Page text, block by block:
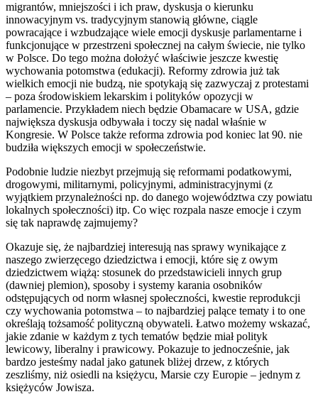
migrantów, mniejszości i ich praw, dyskusja o kierunku
innowacyjnym vs. tradycyjnym stanowią główne, ciągle
powracające i wzbudzające wiele emocji dyskusje parlamentarne i
funkcjonujące w przestrzeni społecznej na całym świecie, nie tylko
w Polsce. Do tego można dołożyć właściwie jeszcze kwestię
wychowania potomstwa (edukacji). Reformy zdrowia już tak
wielkich emocji nie budzą, nie spotykają się zazwyczaj z protestami
– poza środowiskiem lekarskim i polityków opozycji w
parlamencie. Przykładem niech będzie Obamacare w USA, gdzie
największa dyskusja odbywała i toczy się nadal właśnie w
Kongresie. W Polsce także reforma zdrowia pod koniec lat 90. nie
budziła większych emocji w społeczeństwie.
Podobnie ludzie niezbyt przejmują się reformami podatkowymi,
drogowymi, militarnymi, policyjnymi, administracyjnymi (z
wyjątkiem przynależności np. do danego województwa czy powiatu
lokalnych społeczności) itp. Co więc rozpala nasze emocje i czym
się tak naprawdę zajmujemy?
Okazuje się, że najbardziej interesują nas sprawy wynikające z
naszego zwierzęcego dziedzictwa i emocji, które się z owym
dziedzictwem wiążą: stosunek do przedstawicieli innych grup
(dawniej plemion), sposoby i systemy karania osobników
odstępujących od norm własnej społeczności, kwestie reprodukcji
czy wychowania potomstwa – to najbardziej palące tematy i to one
określają tożsamość polityczną obywateli. Łatwo możemy wskazać,
jakie zdanie w każdym z tych tematów będzie miał polityk
lewicowy, liberalny i prawicowy. Pokazuje to jednocześnie, jak
bardzo jesteśmy nadal jako gatunek bliżej drzew, z których
zeszliśmy, niż osiedli na księżycu, Marsie czy Europie – jednym z
księżyców Jowisza.